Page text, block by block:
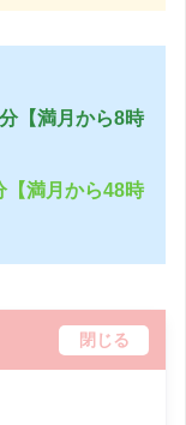
【満月から8時
満月から48時
閉じる